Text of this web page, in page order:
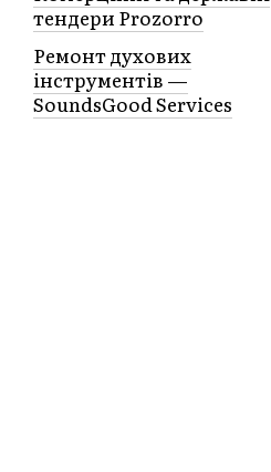
тендери Prozorro
Ремонт духових
інструментів —
SoundsGood Services